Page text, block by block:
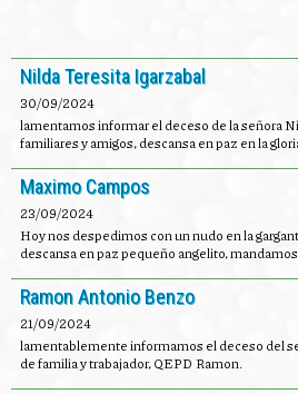
Nilda Teresita Igarzabal
30/09/2024
lamentamos informar el deceso de la señora
familiares y amigos, descansa en paz en la
Maximo Campos
23/09/2024
Hoy nos despedimos con un nudo en la
descansa en paz pequeño angelito,
Ramon Antonio Benzo
21/09/2024
lamentablemente informamos el deceso del
de familia y trabajador, QEPD Ramon.